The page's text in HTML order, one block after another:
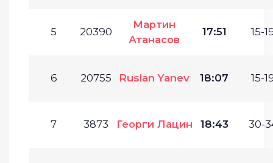
5 20390
Мартин
Атанасов
17:51 15-
6 20755 Ruslan Yanev 18:07 15-
7 3873 Георги Лацин 18:43 30-